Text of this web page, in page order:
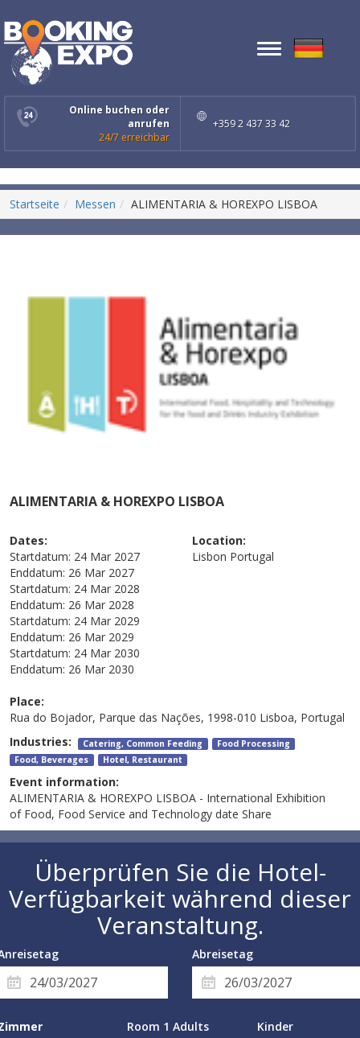
Online buchen oder
anrufen
24/7 erreichbar
+359 2 437 33 42
Toggle
Startseite Messen ALIMENTARIA & HOREXPO LISBOA
ALIMENTARIA & HOREXPO LISBOA
Dates:
Startdatum: 24 Mar 2027
Enddatum: 26 Mar 2027
Startdatum: 24 Mar 2028
Enddatum: 26 Mar 2028
Startdatum: 24 Mar 2029
Enddatum: 26 Mar 2029
Startdatum: 24 Mar 2030
Enddatum: 26 Mar 2030
Location:
Lisbon Portugal
Place:
Rua do Bojador, Parque das Nações, 1998-010 Lisboa, Portugal
Industries: Catering, Common Feeding
Food Processing
Food, Beverages
Hotel, Restaurant
Event information:
ALIMENTARIA & HOREXPO LISBOA - International Exhibition
of Food, Food Service and Technology date Share
Überprüfen Sie die Hotel-
Verfügbarkeit während dieser
Veranstaltung.
Abreisetag
Room 1 Adults Kinder